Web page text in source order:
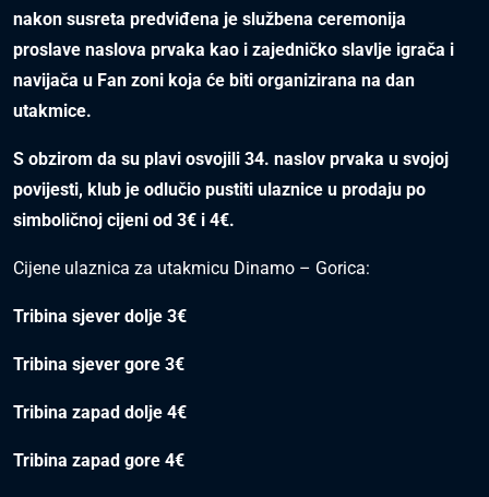
nakon susreta predviđena je službena ceremonija
proslave naslova prvaka kao i zajedničko slavlje igrača i
navijača u Fan zoni koja će biti organizirana na dan
utakmice.
S obzirom da su plavi osvojili 34. naslov prvaka u svojoj
povijesti, klub je odlučio pustiti ulaznice u prodaju po
simboličnoj cijeni od 3€ i 4€.
Cijene ulaznica za utakmicu Dinamo – Gorica:
Tribina sjever dolje 3€
Tribina sjever gore 3€
Tribina zapad dolje 4€
Tribina zapad gore 4€